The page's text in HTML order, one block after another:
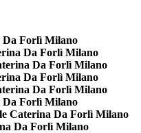
Da Forlì Milano
Da Forlì Milano
Da Forlì Milano
Da Forlì Milano
Da Forlì Milano
Da Forlì Milano
Caterina Da Forlì Milano
Da Forlì Milano